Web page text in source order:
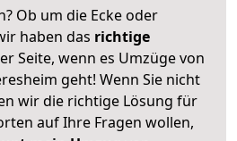
Ob um die Ecke oder
haben das richtige
Seite, wenn es Umzüge von
geht! Wenn Sie nicht
wir die richtige Lösung für
auf Ihre Fragen wollen,